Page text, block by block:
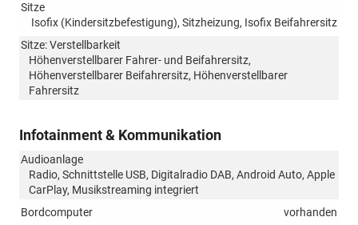
Sitze
Isofix (Kindersitzbefestigung), Sitzheizung, Isofix Beifahrersitz
Sitze: Verstellbarkeit
Höhenverstellbarer Fahrer- und Beifahrersitz,
Höhenverstellbarer Beifahrersitz, Höhenverstellbarer
Fahrersitz
Infotainment & Kommunikation
Audioanlage
Radio, Schnittstelle USB, Digitalradio DAB, Android Auto, Apple
CarPlay, Musikstreaming integriert
Bordcomputer
vorhanden